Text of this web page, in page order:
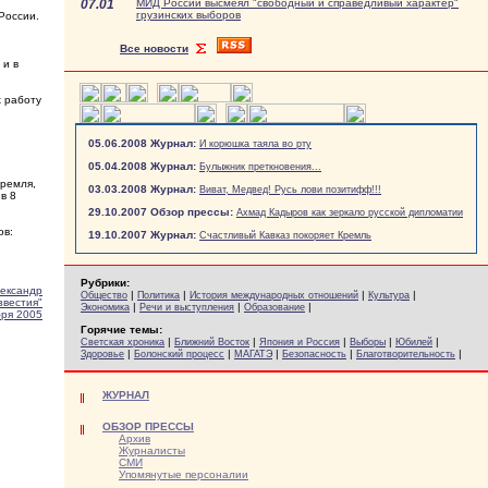
и в
работу
8
2005
07.01
МИД России высмеял "свободный и справедливый характер"
грузинских выборов
Все новости
05.06.2008 Журнал: И корюшка таяла во рту
05.04.2008 Журнал: Булыжник преткновения...
03.03.2008 Журнал: Виват, Медвед! Русь лови позитифф!!!
29.10.2007 Обзор прессы: Ахмад Кадыров как зеркало русской дипломатии
19.10.2007 Журнал: Счастливый Кавказ покоряет Кремль
Рубрики:
Общество | Политика | История международных отношений | Культура |
Экономика | Речи и выступления | Образование |
Горячие темы:
Светская хроника | Ближний Восток | Япония и Россия | Выборы | Юбилей |
Здоровье | Болонский процесс | МАГАТЭ | Безопасность | Благотворительность |
ЖУРНАЛ
ОБЗОР ПРЕССЫ
Архив
Журналисты
СМИ
Упомянутые персоналии